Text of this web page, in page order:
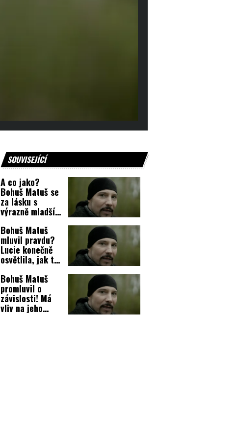
SOUVISEJÍCÍ
A co jako?
Bohuš Matuš se
za lásku s
výrazně mladší
Bohuš Matuš
mluvil pravdu?
Lucie konečně
osvětlila, jak to
Bohuš Matuš
promluvil o
závislosti! Má
vliv na jeho